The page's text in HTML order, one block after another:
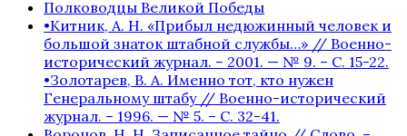
Полководцы Великой Победы
•Китник, А. Н. «Прибыл недюжинный человек и
большой знаток штабной службы…» // Военно-
исторический журнал. – 2001. — № 9. – С. 15-22.
•Золотарев, В. А. Именно тот, кто нужен
Генеральному штабу // Военно-исторический
журнал. – 1996. — № 5. – С. 32-41.